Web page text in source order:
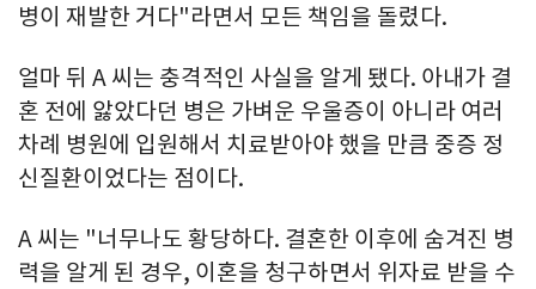
병이 재발한 거다"라면서 모든 책임을 돌렸다.
얼마 뒤 A 씨는 충격적인 사실을 알게 됐다. 아내가 결
혼 전에 앓았다던 병은 가벼운 우울증이 아니라 여러
차례 병원에 입원해서 치료받아야 했을 만큼 중증 정
신질환이었다는 점이다.
A 씨는 "너무나도 황당하다. 결혼한 이후에 숨겨진 병
력을 알게 된 경우, 이혼을 청구하면서 위자료 받을 수